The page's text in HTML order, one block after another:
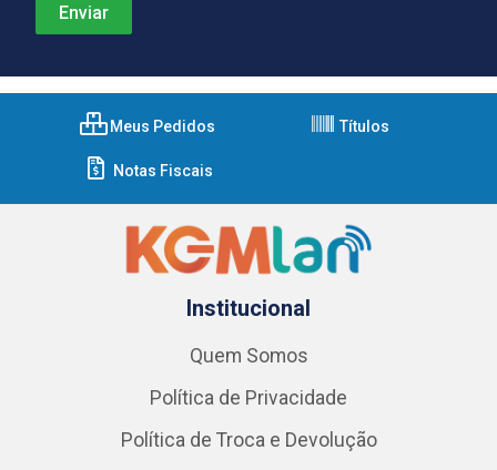
Meus Pedidos Títulos
Notas Fiscais
Institucional
Quem Somos
Política de Privacidade
Política de Troca e Devolução